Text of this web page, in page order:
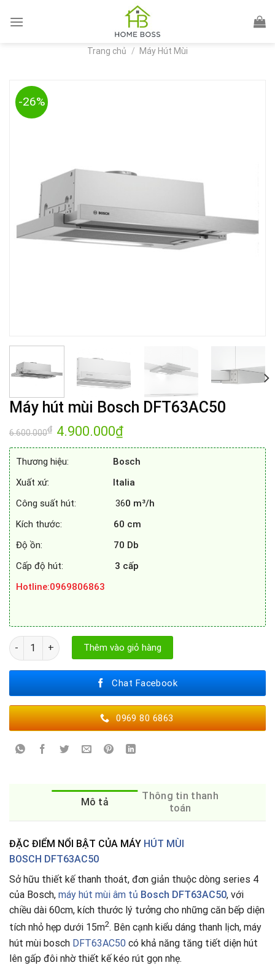
Trang chủ / Máy Hút Mùi
-26%
Máy hút mùi Bosch DFT63AC50
6.600.000₫ Giá
gốc
là:
4.900.000₫Giá
tại
4.900.000₫.
Thương hiệu:
Bosch
Xuất xứ:
Italia
Công suất hút: 360 m³/h
Kích thước: 60 cm
Độ ồn: 70 Db
Cấp độ hút: 3 cấp
Hotline:0969806863
Máy hút mùi Bosch DFT63AC50 số lượng
Thêm vào giỏ hàng
Chat Facebook
0969 80 6863
Mô tả
Thông tin thanh
toán
ĐẶC ĐIỂM NỔI BẬT CỦA MÁY HÚT MÙI
BOSCH DFT63AC50
Sở hữu thiết kế thanh thoát, đơn giản thuộc dòng series 4
của Bosch, máy hút mùi âm tủ Bosch DFT63AC50, với
chiều dài 60cm, kích thước lý tưởng cho những căn bếp diện
tích nhỏ hẹp dưới 15m2. Bên cạnh kiểu dáng thanh lịch, máy
hút mùi bosch DFT63AC50 có khả năng tăng tiết diện hút
lên gấp đôi nhờ thiết kế kéo rút gọn nhẹ.